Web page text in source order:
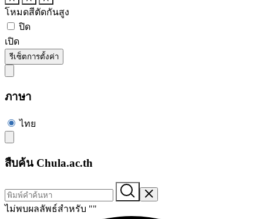
โหมดสีตัดกันสูง
ปิด
เปิด
รีเซ็ตการตั้งค่า
ภาษา
ไทย
สืบค้น Chula.ac.th
ไม่พบผลลัพธ์สำหรับ ""